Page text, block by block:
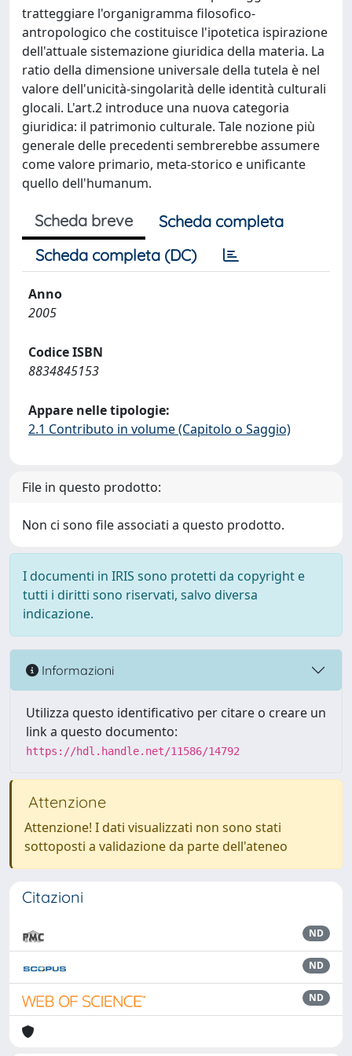
tratteggiare l'organigramma filosofico-
antropologico che costituisce l'ipotetica ispirazione
dell'attuale sistemazione giuridica della materia. La
ratio della dimensione universale della tutela è nel
valore dell'unicità-singolarità delle identità culturali
glocali. L'art.2 introduce una nuova categoria
giuridica: il patrimonio culturale. Tale nozione più
generale delle precedenti sembrerebbe assumere
come valore primario, meta-storico e unificante
quello dell'humanum.
Scheda breve
Scheda completa
Scheda completa (DC)
Anno
2005
Codice ISBN
8834845153
Appare nelle tipologie:
2.1 Contributo in volume (Capitolo o Saggio)
File in questo prodotto:
Non ci sono file associati a questo prodotto.
I documenti in IRIS sono protetti da copyright e
tutti i diritti sono riservati, salvo diversa
indicazione.
Informazioni
Utilizza questo identificativo per citare o creare un
link a questo documento:
https://hdl.handle.net/11586/14792
Attenzione
Attenzione! I dati visualizzati non sono stati
sottoposti a validazione da parte dell'ateneo
Citazioni
ND
ND
ND